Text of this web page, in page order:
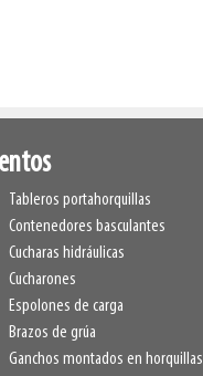
Tableros portahorquillas
Contenedores basculantes
Cucharas hidráulicas
Cucharones
Espolones de carga
Brazos de grúa
Ganchos montados en horquillas